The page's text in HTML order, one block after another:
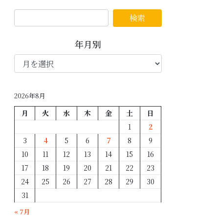
年月別
年
2026年8月
月 火 水 木 金 土
日
1
2
3
4 5 6 7 8
9
10
11 12 13 14 15
16
17
18 19 20 21 22
23
24
25 26 27 28 29
30
31
« 7月